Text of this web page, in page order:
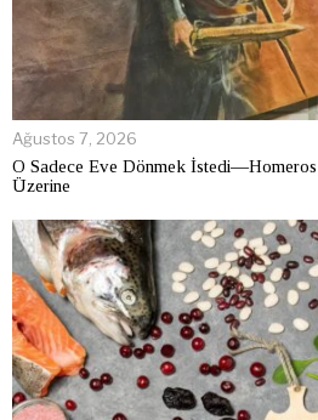
Ağustos 7, 2026
O Sadece Eve Dönmek
Üzerine